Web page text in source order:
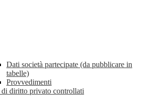
Dati società partecipate (da pubblicare in
tabelle)
Provvedimenti
diritto privato controllati